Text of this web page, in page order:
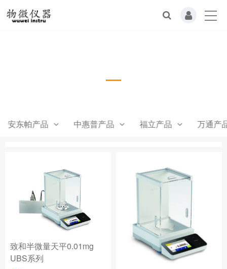
安东帕产品 中惠普产品 福立产品 万通产
致和半微量天平0.01mg
UBS系列